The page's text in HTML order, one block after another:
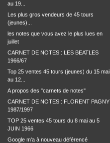
au 19...
Les plus gros vendeurs de 45 tours
(jeunes)...
les notes que vous avez le plus lues en
juillet
CARNET DE NOTES : LES BEATLES
1966/67
Top 25 ventes 45 tours (jeunes) du 15 mai
au 12...
A propos des "carnets de notes"
CARNET DE NOTES : FLORENT PAGNY
1987/1997
TOP 25 ventes 45 tours du 8 mai au 5
JUIN 1966
Google m'a à nouveau déférencé